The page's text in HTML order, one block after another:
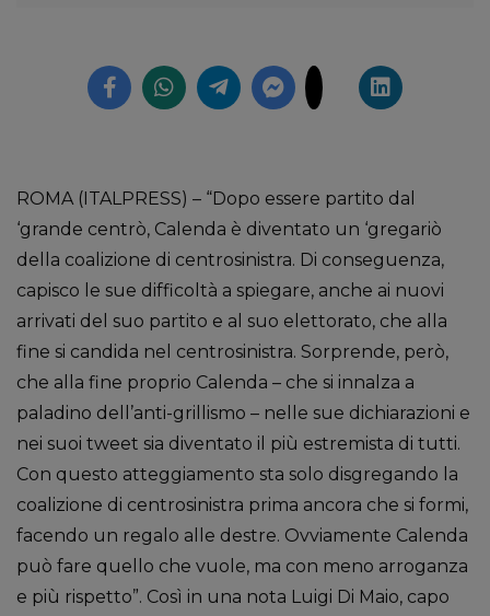
ROMA (ITALPRESS) – “Dopo essere partito dal
‘grande centrò, Calenda è diventato un ‘gregariò
della coalizione di centrosinistra. Di conseguenza,
capisco le sue difficoltà a spiegare, anche ai nuovi
arrivati del suo partito e al suo elettorato, che alla
fine si candida nel centrosinistra. Sorprende, però,
che alla fine proprio Calenda – che si innalza a
paladino dell’anti-grillismo – nelle sue dichiarazioni e
nei suoi tweet sia diventato il più estremista di tutti.
Con questo atteggiamento sta solo disgregando la
coalizione di centrosinistra prima ancora che si formi,
facendo un regalo alle destre. Ovviamente Calenda
può fare quello che vuole, ma con meno arroganza
e più rispetto”. Così in una nota Luigi Di Maio, capo